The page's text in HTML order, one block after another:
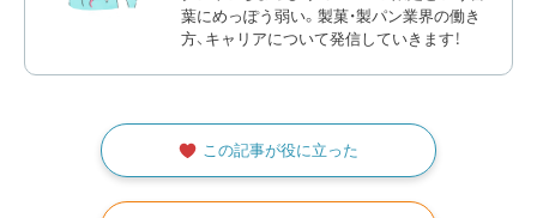
葉にめっぽう弱い。製菓・製パン業界の働き
方、キャリアについて発信していきます！
この記事が役に立った